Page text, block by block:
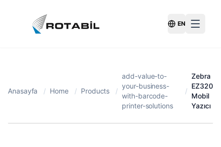
Switch
EN
Anasayfa / Home / Products /
add-value-to-
your-business-
with-barcode-
printer-solutions
/
Zebra
EZ320
Mobil
Yazıcı